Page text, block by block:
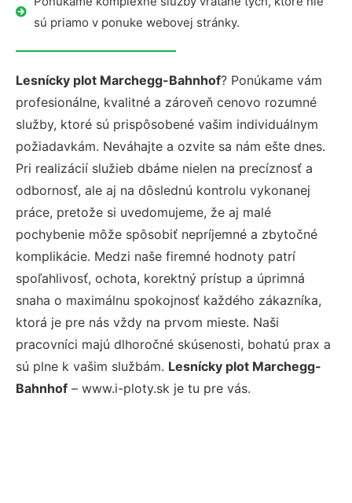
sú priamo v ponuke webovej stránky.
Lesnícky plot Marchegg-Bahnhof? Ponúkame vám
profesionálne, kvalitné a zároveň cenovo rozumné
služby, ktoré sú prispôsobené vašim individuálnym
požiadavkám. Neváhajte a ozvite sa nám ešte dnes.
Pri realizácií služieb dbáme nielen na precíznosť a
odbornosť, ale aj na dôslednú kontrolu vykonanej
práce, pretože si uvedomujeme, že aj malé
pochybenie môže spôsobiť nepríjemné a zbytočné
komplikácie. Medzi naše firemné hodnoty patrí
spoľahlivosť, ochota, korektný prístup a úprimná
snaha o maximálnu spokojnosť každého zákazníka,
ktorá je pre nás vždy na prvom mieste. Naši
pracovníci majú dlhoročné skúsenosti, bohatú prax a
sú plne k vašim službám. Lesnícky plot Marchegg-
Bahnhof – www.i-ploty.sk je tu pre vás.